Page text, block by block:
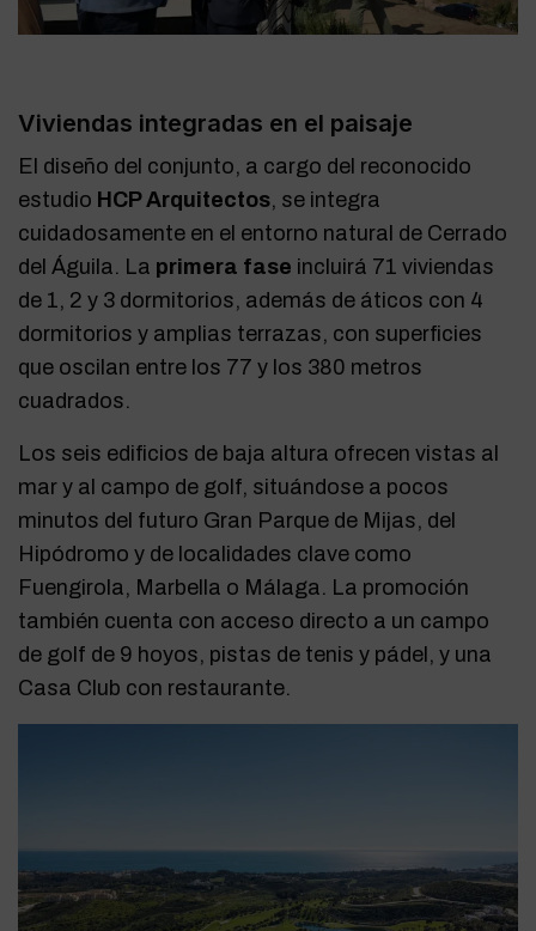
Viviendas integradas en el paisaje
El diseño del conjunto, a cargo del reconocido
estudio HCP Arquitectos, se integra
cuidadosamente en el entorno natural de Cerrado
del Águila. La primera fase incluirá 71 viviendas
de 1, 2 y 3 dormitorios, además de áticos con 4
dormitorios y amplias terrazas, con superficies
que oscilan entre los 77 y los 380 metros
cuadrados.
Los seis edificios de baja altura ofrecen vistas al
mar y al campo de golf, situándose a pocos
minutos del futuro Gran Parque de Mijas, del
Hipódromo y de localidades clave como
Fuengirola, Marbella o Málaga. La promoción
también cuenta con acceso directo a un campo
de golf de 9 hoyos, pistas de tenis y pádel, y una
Casa Club con restaurante.